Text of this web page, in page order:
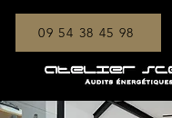
09 54 38 45 98